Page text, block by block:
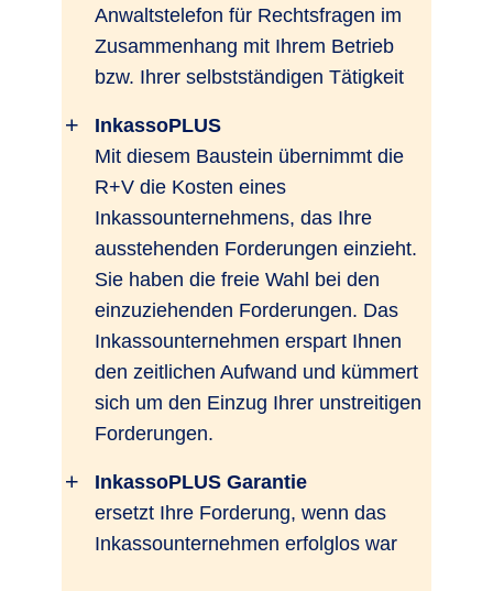
Anwaltstelefon für Rechtsfragen im
Zusammenhang mit Ihrem Betrieb
bzw. Ihrer selbstständigen Tätigkeit
InkassoPLUS
Mit diesem Baustein übernimmt die
R+V die Kosten eines
Inkassounternehmens, das Ihre
ausstehenden Forderungen einzieht.
Sie haben die freie Wahl bei den
einzuziehenden Forderungen. Das
Inkassounternehmen erspart Ihnen
den zeitlichen Aufwand und kümmert
sich um den Einzug Ihrer unstreitigen
Forderungen.
InkassoPLUS Garantie
ersetzt Ihre Forderung, wenn das
Inkassounternehmen erfolglos war